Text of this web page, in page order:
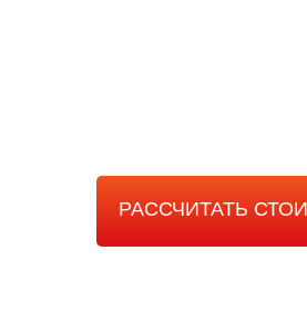
РАССЧИТАТЬ